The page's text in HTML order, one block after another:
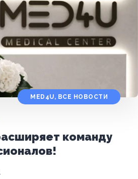
MED4U, ВСЕ НОВОСТИ
команду